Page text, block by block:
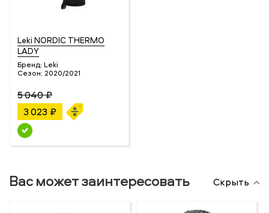
Leki NORDIC THERMO
LADY
Бренд: Leki
Сезон: 2020/2021
5 040 ₽
3 023 ₽
Вас может заинтересовать Скрыть